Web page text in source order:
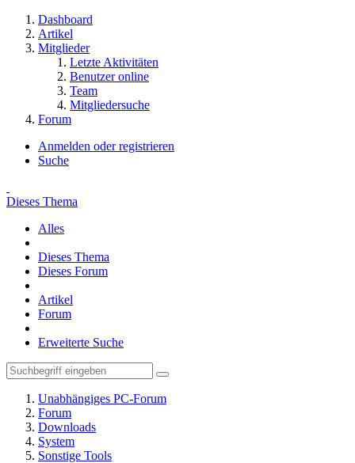
Dashboard
Artikel
Mitglieder
Letzte Aktivitäten
Benutzer online
Team
Mitgliedersuche
Forum
Anmelden oder registrieren
Suche
Dieses Thema
Alles
Dieses Thema
Dieses Forum
Artikel
Forum
Erweiterte Suche
Unabhängiges PC-Forum
Forum
Downloads
System
Sonstige Tools